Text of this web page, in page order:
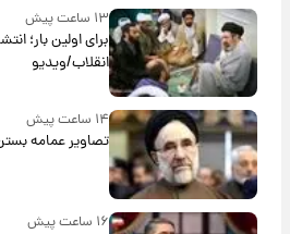
۱۳ ساعت پیش
برای اولین بار؛
انقلاب/ویدیو
۱۴ ساعت پیش
تصاویر عمامه
۱۶ ساعت پیش